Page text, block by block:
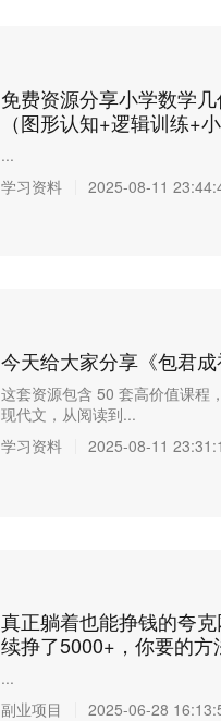
免费资源分享小学数学
（图形认知+逻辑训练+
...
学习资料
2025-08-11
今天给大家分享《包君
这套资源包含 50 套高价值课程
现代文，从阅读到...
学习资料
2025-08-11
真正躺着也能挣钱的夸
续挣了5000+，你要的方
...
副业项目
2025-06-28